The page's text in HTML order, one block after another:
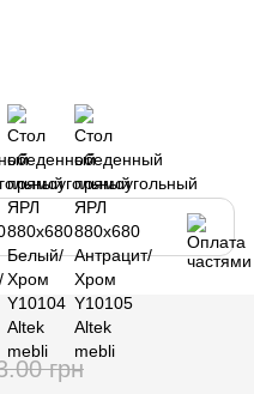
грн